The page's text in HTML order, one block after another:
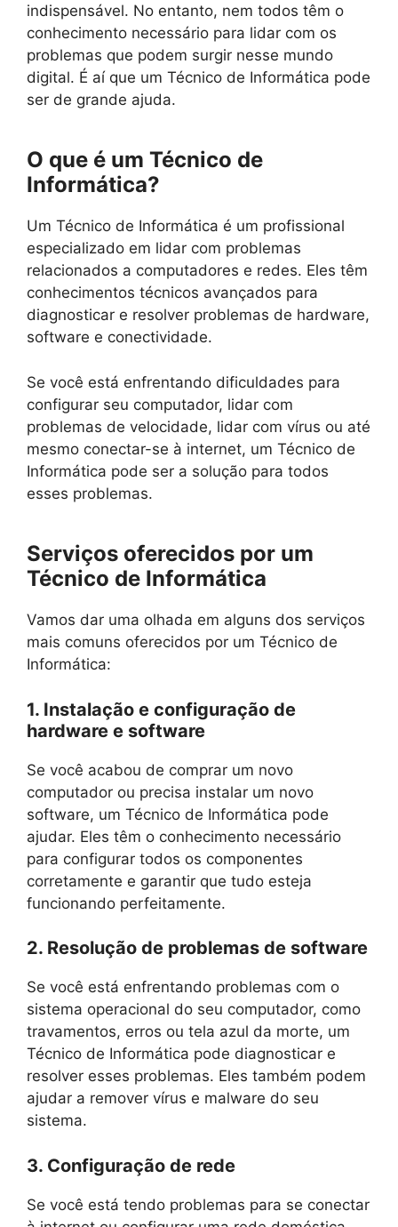
indispensável. No entanto, nem todos têm o
conhecimento necessário para lidar com os
problemas que podem surgir nesse mundo
digital. É aí que um Técnico de Informática pode
ser de grande ajuda.
O que é um Técnico de
Informática?
Um Técnico de Informática é um profissional
especializado em lidar com problemas
relacionados a computadores e redes. Eles têm
conhecimentos técnicos avançados para
diagnosticar e resolver problemas de hardware,
software e conectividade.
Se você está enfrentando dificuldades para
configurar seu computador, lidar com
problemas de velocidade, lidar com vírus ou até
mesmo conectar-se à internet, um Técnico de
Informática pode ser a solução para todos
esses problemas.
Serviços oferecidos por um
Técnico de Informática
Vamos dar uma olhada em alguns dos serviços
mais comuns oferecidos por um Técnico de
Informática:
1. Instalação e configuração de
hardware e software
Se você acabou de comprar um novo
computador ou precisa instalar um novo
software, um Técnico de Informática pode
ajudar. Eles têm o conhecimento necessário
para configurar todos os componentes
corretamente e garantir que tudo esteja
funcionando perfeitamente.
2. Resolução de problemas de software
Se você está enfrentando problemas com o
sistema operacional do seu computador, como
travamentos, erros ou tela azul da morte, um
Técnico de Informática pode diagnosticar e
resolver esses problemas. Eles também podem
ajudar a remover vírus e malware do seu
sistema.
3. Configuração de rede
Se você está tendo problemas para se conectar